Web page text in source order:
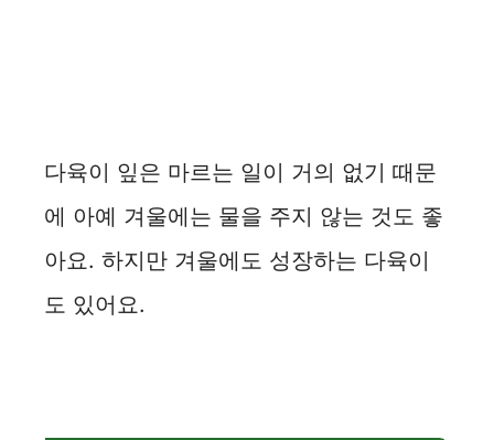
다육이 잎은 마르는 일이 거의 없기 때문
에 아예 겨울에는 물을 주지 않는 것도 좋
아요. 하지만 겨울에도 성장하는 다육이
도 있어요.